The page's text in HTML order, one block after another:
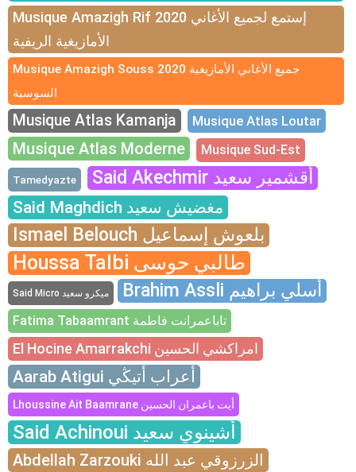
Musique Amazigh Rif 2020 إستمع لجميع الأغاني
الأمازيغية الريفية
Musique Amazigh Souss 2020 جميع الأغاني الأمازيغية
السوسية
Musique Atlas Kamanja Musique Atlas Loutar
Musique Atlas Moderne Musique Sud-Est
Tamedyazte Said Akechmir أقشمير سعيد
Said Maghdich مغضيش سعيد
Ismael Belouch بلعوش إسماعيل
Houssa Talbi طالبي حوسى
Said Micro ميكرو سعيد Brahim Assli أسلي براهيم
Fatima Tabaamrant تاباعمرانت فاطمة
El Hocine Amarrakchi امراكشي الحسين
Aarab Atigui أعراب أتيڭي
Lhoussine Ait Baamrane أيت باعمران الحسين
Said Achinoui أشينوي سعيد
Abdellah Zarzouki الزرزوقي عبد الله